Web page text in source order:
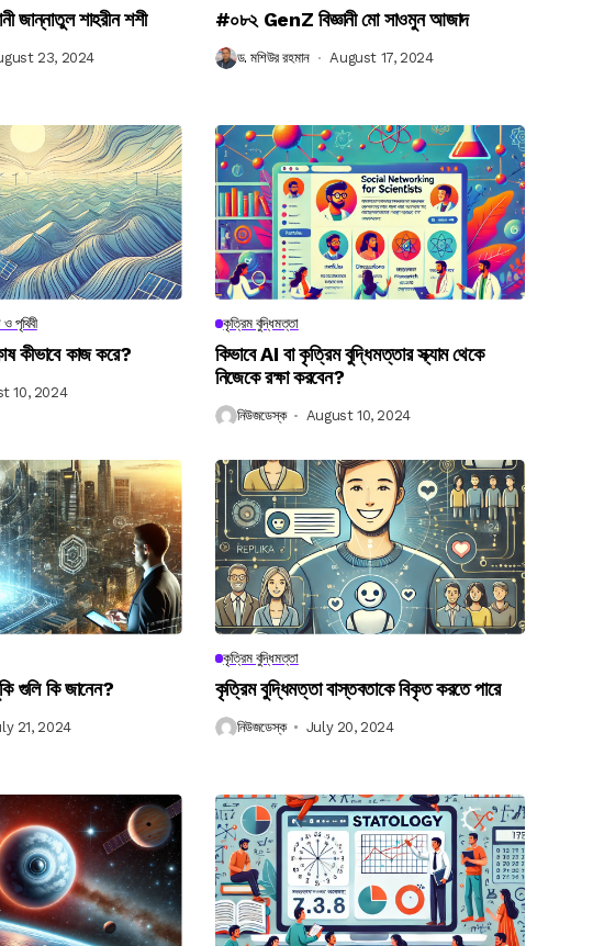
জান্নাতুল শাহরীন শশী
23, 2024
#০৮২ GenZ বিজ্ঞানী মো সাওমুন আজাদ
ড. মশিউর রহমান August 17, 2024
ও পৃথিবী
কীভাবে কাজ করে?
10, 2024
কৃত্রিম বুদ্ধিমত্তা
কিভাবে AI বা কৃত্রিম বুদ্ধিমত্তার স্ক্যাম থেকে
নিজেকে রক্ষা করবেন?
নিউজডেস্ক August 10, 2024
গুলি কি জানেন?
21, 2024
কৃত্রিম বুদ্ধিমত্তা
কৃত্রিম বুদ্ধিমত্তা বাস্তবতাকে বিকৃত করতে পারে
নিউজডেস্ক July 20, 2024